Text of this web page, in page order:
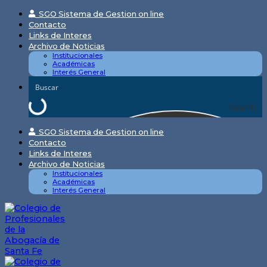
Skip
content
SGO Sistema de Gestion on line
Contacto
Links de Interes
Archivo de Noticias
Institucionales
Académicas
Interés General
Search
SGO Sistema de Gestion on line
Contacto
Links de Interes
Archivo de Noticias
Institucionales
Académicas
Interés General